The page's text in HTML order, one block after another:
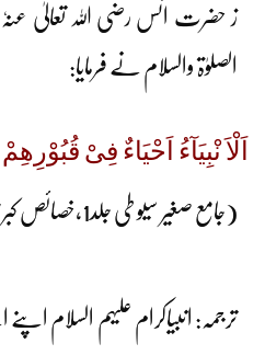
ز حضرت انس رضی اللہ تعالیٰ عنہٗ
الصلوٰۃ والسلام نے فرمایا:
اَلْاَ نْبِیَآءُ اَحْیَاءٌ فِیْ
(جامع صغیر سیو طی جلد1،خصائص کبریٰ جلد2)
ترجمہ: انبیاکرام علیہم السلام